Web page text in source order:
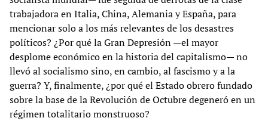
trabajadora en Italia, China, Alemania y España, para
mencionar solo a los más relevantes de los desastres
políticos? ¿Por qué la Gran Depresión —el mayor
desplome económico en la historia del capitalismo— no
llevó al socialismo sino, en cambio, al fascismo y a la
guerra? Y, finalmente, ¿por qué el Estado obrero fundado
sobre la base de la Revolución de Octubre degeneró en un
régimen totalitario monstruoso?